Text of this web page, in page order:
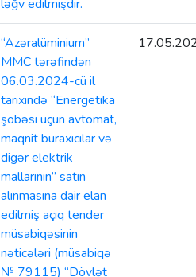
ləğv edilmişdir.
“Azəralüminium”
MMC tərəfindən
06.03.2024-cü il
tarixində “Energetika
şöbəsi üçün avtomat,
maqnit buraxıcılar və
digər elektrik
mallarının” satın
alınmasına dair elan
edilmiş açıq tender
müsabiqəsinin
nəticələri (müsabiqə
№ 79115) “Dövlət